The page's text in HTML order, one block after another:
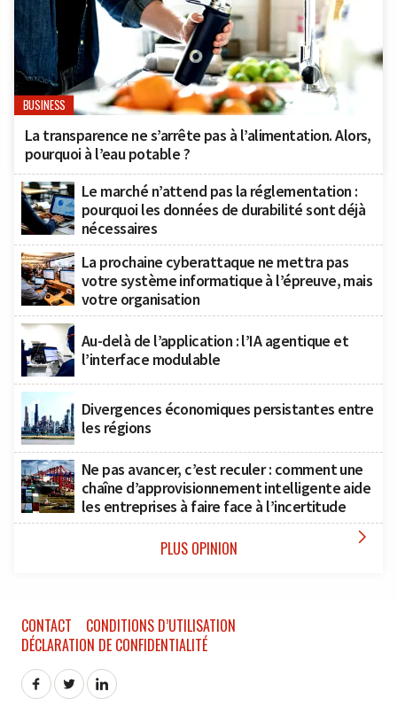
BUSINESS
La transparence ne s’arrête pas à l’alimentation. Alors,
pourquoi à l’eau potable ?
Le marché n’attend pas la réglementation :
pourquoi les données de durabilité sont déjà
nécessaires
La prochaine cyberattaque ne mettra pas
votre système informatique à l’épreuve, mais
votre organisation
Au-delà de l’application : l’IA agentique et
l’interface modulable
Divergences économiques persistantes entre
les régions
Ne pas avancer, c’est reculer : comment une
chaîne d’approvisionnement intelligente aide
les entreprises à faire face à l’incertitude
PLUS OPINION 
CONTACT
CONDITIONS D’UTILISATION
DÉCLARATION DE CONFIDENTIALITÉ